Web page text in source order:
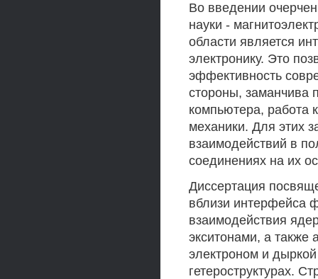
Во введении
науки -
области является
электронику. Это
эффективность
стороны, заманчива
компьютера, работа
механики. Для этих
взаимодействий в
соединениях на их
Диссертация
вблизи интерфейса
взаимодействия
экситонами, а также
электроном и
гетероструктурах.